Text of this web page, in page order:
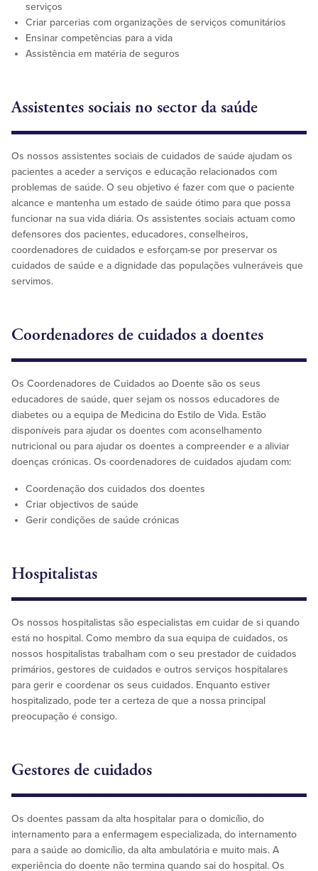
serviços
Criar parcerias com organizações de serviços comunitários
Ensinar competências para a vida
Assistência em matéria de seguros
Assistentes sociais no sector da saúde
Os nossos assistentes sociais de cuidados de saúde ajudam os
pacientes a aceder a serviços e educação relacionados com
problemas de saúde. O seu objetivo é fazer com que o paciente
alcance e mantenha um estado de saúde ótimo para que possa
funcionar na sua vida diária. Os assistentes sociais actuam como
defensores dos pacientes, educadores, conselheiros,
coordenadores de cuidados e esforçam-se por preservar os
cuidados de saúde e a dignidade das populações vulneráveis que
servimos.
Coordenadores de cuidados a doentes
Os Coordenadores de Cuidados ao Doente são os seus
educadores de saúde, quer sejam os nossos educadores de
diabetes ou a equipa de Medicina do Estilo de Vida. Estão
disponíveis para ajudar os doentes com aconselhamento
nutricional ou para ajudar os doentes a compreender e a aliviar
doenças crónicas. Os coordenadores de cuidados ajudam com:
Coordenação dos cuidados dos doentes
Criar objectivos de saúde
Gerir condições de saúde crónicas
Hospitalistas
Os nossos hospitalistas são especialistas em cuidar de si quando
está no hospital. Como membro da sua equipa de cuidados, os
nossos hospitalistas trabalham com o seu prestador de cuidados
primários, gestores de cuidados e outros serviços hospitalares
para gerir e coordenar os seus cuidados. Enquanto estiver
hospitalizado, pode ter a certeza de que a nossa principal
preocupação é consigo.
Gestores de cuidados
Os doentes passam da alta hospitalar para o domicílio, do
internamento para a enfermagem especializada, do internamento
para a saúde ao domicílio, da alta ambulatória e muito mais. A
experiência do doente não termina quando sai do hospital. Os